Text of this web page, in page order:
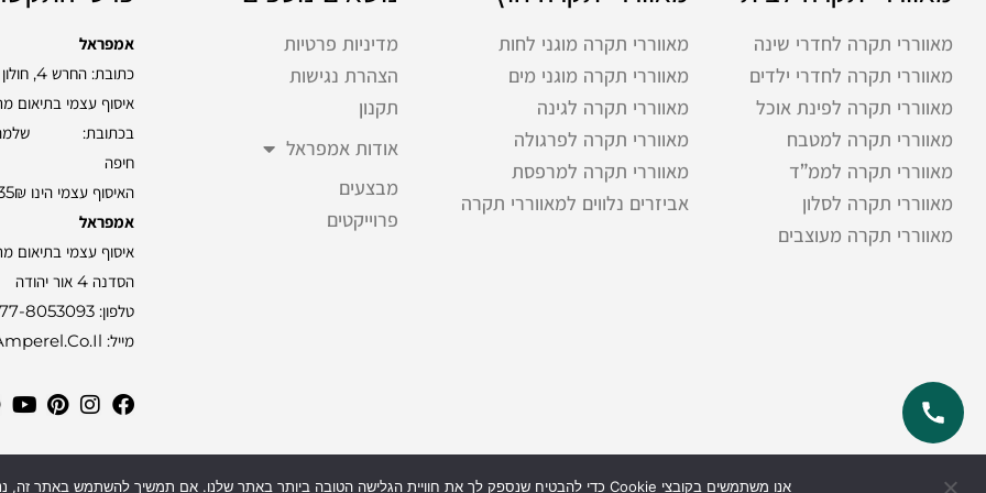
מאווררי תקרה לחדרי שינה
מאווררי תקרה לחדרי ילדים
מאווררי תקרה לפינת אוכל
מאווררי תקרה למטבח
מאווררי תקרה לממ”ד
מאווררי תקרה לסלון
מאווררי תקרה מעוצבים
מאווררי תקרה מוגני לחות
מאווררי תקרה מוגני מים
מאווררי תקרה לגינה
מאווררי תקרה לפרגולה
מאווררי תקרה למרפסת
אביזרים נלווים למאווררי תקרה
מדיניות פרטיות
הצהרת נגישות
תקנון
אודות אמפראל
מבצעים
פרוייקטים
אמפראל
כתובת: החרש 4, חולון
איסוף עצמי בתיאום
חיפה
האיסוף עצמי הינו 35₪
אמפראל
איסוף עצמי בתיאום
הסדנה 4 אור יהודה
טלפון: 8053093
מייל: Info@amperel.co.il
אנו משתמשים בקובצי Cookie כדי להבטיח שנספק לך את חוויית הגלישה הטובה ביותר באתר שלנו. אם תמשיך להשתמש באתר זה, נניח שאתה מרוצה ממנו.